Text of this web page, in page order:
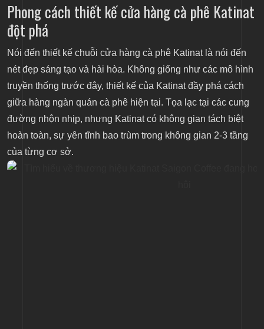
Phong cách thiết kế cửa hàng cà phê Katinat
đột phá
Nói đến thiết kế chuỗi cửa hàng cà phê Katinat là nói đến
nét đẹp sáng tạo và hài hòa. Không giống như các mô hình
truyền thống trước đây, thiết kế của Katinat đầy phá cách
giữa hàng ngàn quán cà phê hiện tại. Tọa lạc tại các cung
đường nhộn nhịp, nhưng Katinat có không gian tách biệt
hoàn toàn, sự yên tĩnh bao trùm trong không gian 2-3 tầng
của từng cơ sở.